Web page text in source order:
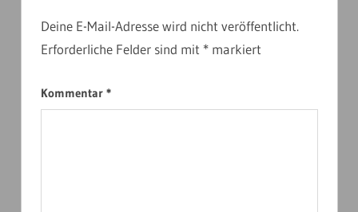
Deine E-Mail-Adresse wird nicht veröffentlicht.
Erforderliche Felder sind mit *markiert
Kommentar *